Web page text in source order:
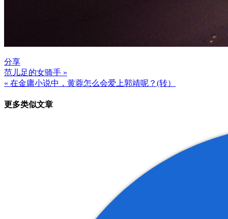
分享
文
章
导
范儿足的女骑手 »
« 在金庸小说中，黄蓉怎么会爱上郭靖呢？(转）
更多类似文章